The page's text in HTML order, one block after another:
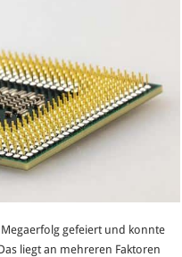
gefeiert und konnte
liegt an mehreren Faktoren